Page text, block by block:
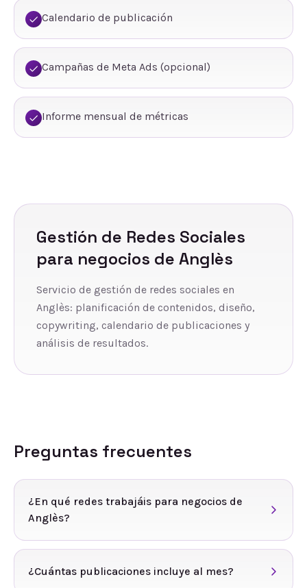
Calendario de publicación
Campañas de Meta Ads (opcional)
Informe mensual de métricas
Gestión de Redes Sociales
para negocios de Anglès
Servicio de gestión de redes sociales en
Anglès: planificación de contenidos, diseño,
copywriting, calendario de publicaciones y
análisis de resultados.
Preguntas frecuentes
¿En qué redes trabajáis para negocios de
Anglès?
¿Cuántas publicaciones incluye al mes?